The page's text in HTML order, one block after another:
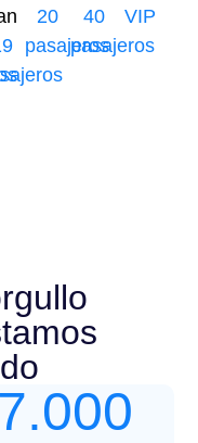
20
pasajeros
40
pasajeros
VIP
7.000